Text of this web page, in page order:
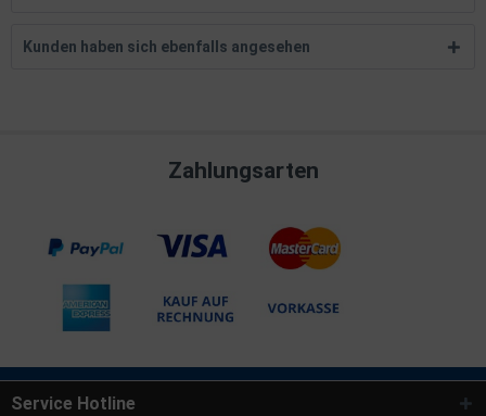
Kunden haben sich ebenfalls angesehen
Zahlungsarten
Service Hotline